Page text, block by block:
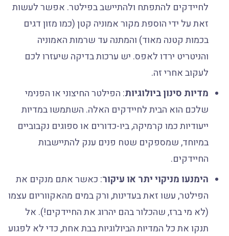
לחיידקים להתפתח ולהתיישב בפילטר. אפשר לעשות
זאת על ידי הוספת מקור אמוניה קטן (כמו מזון דגים
בכמות קטנה מאוד) והמתנה עד שרמות האמוניה
והניטריט ירדו לאפס. יש ערכות בדיקה שיעזרו לכם
לעקוב אחרי זה.
מדיות סינון ביולוגיות: הפילטר החיצוני או הפנימי
שלכם הוא הבית לחיידקים האלה. השתמשו במדיות
ייעודיות כמו קרמיקה, ביו-כדורים או ספוגים נקבוביים
במיוחד, שמספקים שטח פנים ענק להתיישבות
החיידקים.
הימנעו מניקוי יתר או עיקור: כאשר אתם מנקים את
הפילטר, עשו זאת בעדינות, ורק במים מהאקווריום עצמו
(לא מי ברז, שהכלור בהם יהרוג את החיידקים!). אל
תנקו את כל המדיות הביולוגיות בבת אחת, כדי לא לפגוע